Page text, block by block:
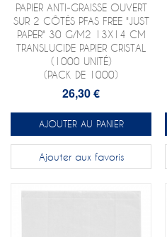
PAPIER ANTI-GRAISSE OUVERT
SUR 2 CÔTÉS PFAS FREE "JUST
PAPER" 30 G/M2 13X14 CM
TRANSLUCIDE PAPIER CRISTAL
(1000 UNITÉ)
(PACK DE 1000)
26,30 €
AJOUTER AU PANIER
Ajouter aux favoris